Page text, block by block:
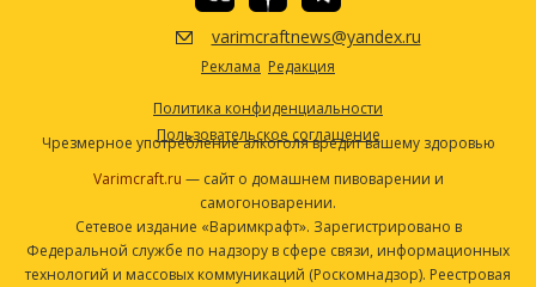
varimcraftnews@yandex.ru
Реклама Редакция
Политика конфиденциальности
Пользовательское соглашение
Чрезмерное употребление алкоголя вредит вашему здоровью
Varimcraft.ru — сайт о домашнем пивоварении и
самогоноварении.
Сетевое издание «Варимкрафт». Зарегистрировано в
Федеральной службе по надзору в сфере связи, информационных
технологий и массовых коммуникаций (Роскомнадзор). Реестровая